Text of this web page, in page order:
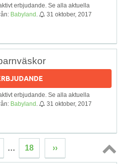
erbjudande. Se alla aktuella
Babyland 31 oktober, 2017
erbjudande. Se alla aktuella
Babyland 31 oktober, 2017
… 18 ››